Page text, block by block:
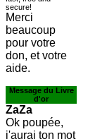
Merci
beaucoup
pour votre
don, et votre
aide.
Message du Livre
d'or
ZaZa
Ok poupée,
j'aurai ton mot